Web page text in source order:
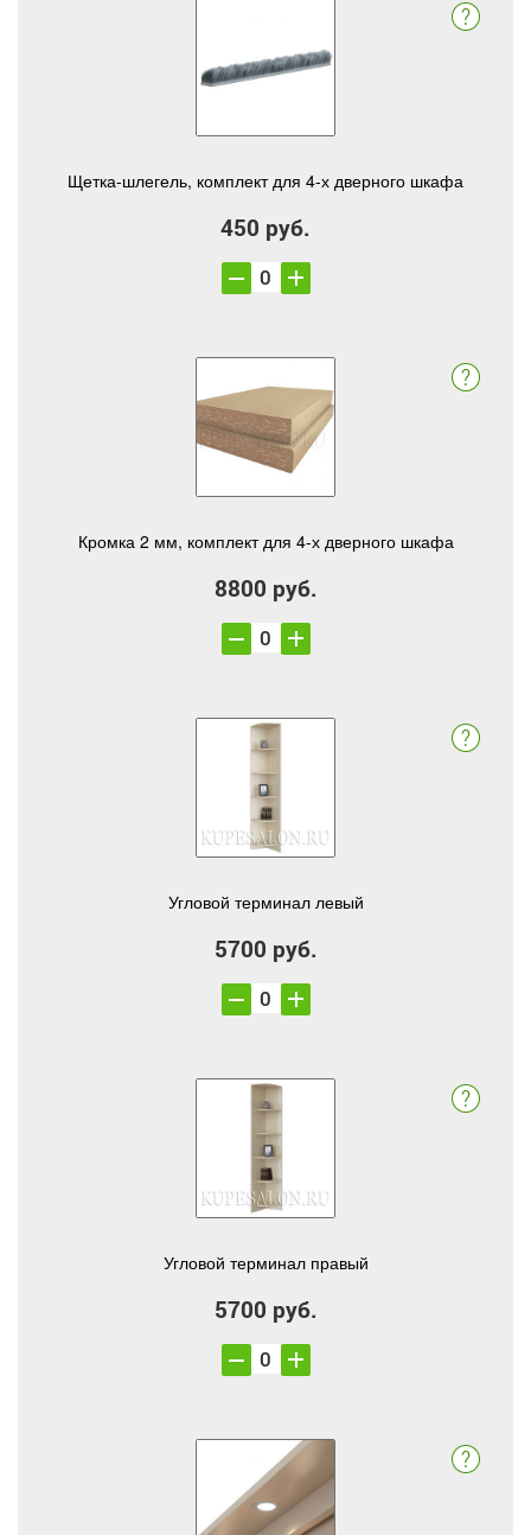
Щетка-шлегель, комплект для 4-х дверного шкафа
450 руб.
Кромка 2 мм, комплект для 4-х дверного шкафа
8800 руб.
Угловой терминал левый
5700 руб.
Угловой терминал правый
5700 руб.